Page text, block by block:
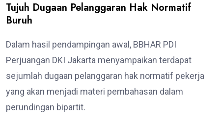
Tujuh Dugaan Pelanggaran Hak Normatif
Buruh
Dalam hasil pendampingan awal, BBHAR PDI
Perjuangan DKI Jakarta menyampaikan terdapat
sejumlah dugaan pelanggaran hak normatif pekerja
yang akan menjadi materi pembahasan dalam
perundingan bipartit.